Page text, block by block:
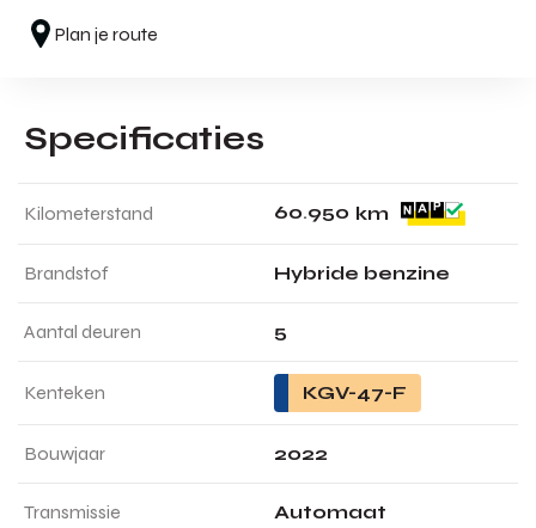
Plan je route
Specificaties
Kilometerstand 60.950 km
Brandstof Hybride benzine
Aantal deuren 5
Kenteken KGV-47-F
Bouwjaar 2022
Transmissie Automaat